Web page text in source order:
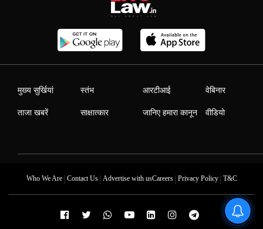
मुख्य सुर्खियां
ताजा खबरें
स्तंभ
साक्षात्कार
आरटीआई
जानिए हमारा कानून
वेबिनार
वीडियो
Who We Are| Contact Us| Advertise with usCareers| Privacy Policy| T&C